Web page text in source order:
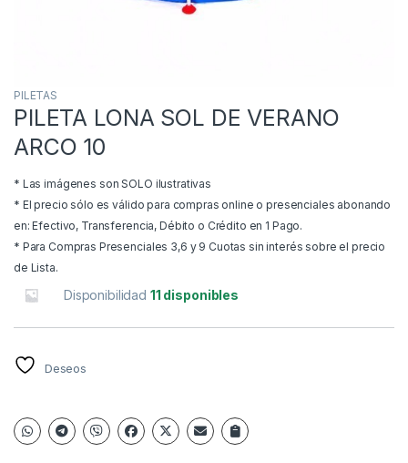
PILETAS
PILETA LONA SOL DE VERANO
ARCO 10
* Las imágenes son SOLO ilustrativas
* El precio sólo es válido para compras online o presenciales abonando
en: Efectivo, Transferencia, Débito o Crédito en 1 Pago.
* Para Compras Presenciales 3,6 y 9 Cuotas sin interés sobre el precio
de Lista.
Disponibilidad 11 disponibles
Deseos